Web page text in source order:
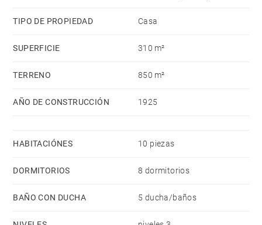
TIPO DE PROPIEDAD Casa
SUPERFICIE 310 m²
TERRENO 850 m²
AÑO DE CONSTRUCCIÓN 1925
HABITACIÓNES 10 piezas
DORMITORIOS 8 dormitorios
BAÑO CON DUCHA 5 ducha/baños